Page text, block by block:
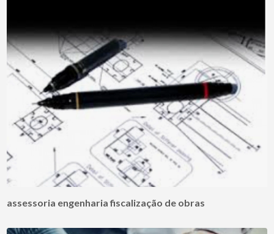
assessoria engenharia fiscalização de obras